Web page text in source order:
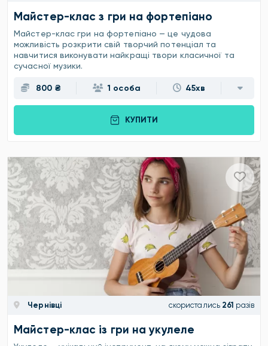
Майстер-клас з гри на фортепіано
Майстер-клас гри на фортепіано — це чудова
можливість розкрити свій творчий потенціал та
навчитися виконувати найкращі твори класичної та
сучасної музики.
800 ₴ 1 особа 45хв
КУПИТИ
Чернівці скористались 261 разів
Майстер-клас із гри на укулеле